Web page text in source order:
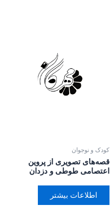
کودک و نوجوان
قصه‌های تصویری از پروین
اعتصامی طوطی و دزدان
اطلاعات بیشتر